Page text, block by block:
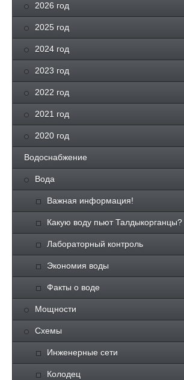
2026 год
2025 год
2024 год
2023 год
2022 год
2021 год
2020 год
Водоснабжение
Вода
Важная информация!
Какую воду пьют Талдыкорганцы?
Лабораторный контроль
Экономия воды
Факты о воде
Мощности
Схемы
Инженерные сети
Колодец